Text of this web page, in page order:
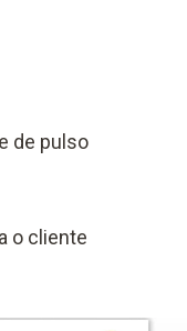
de pulso
o cliente